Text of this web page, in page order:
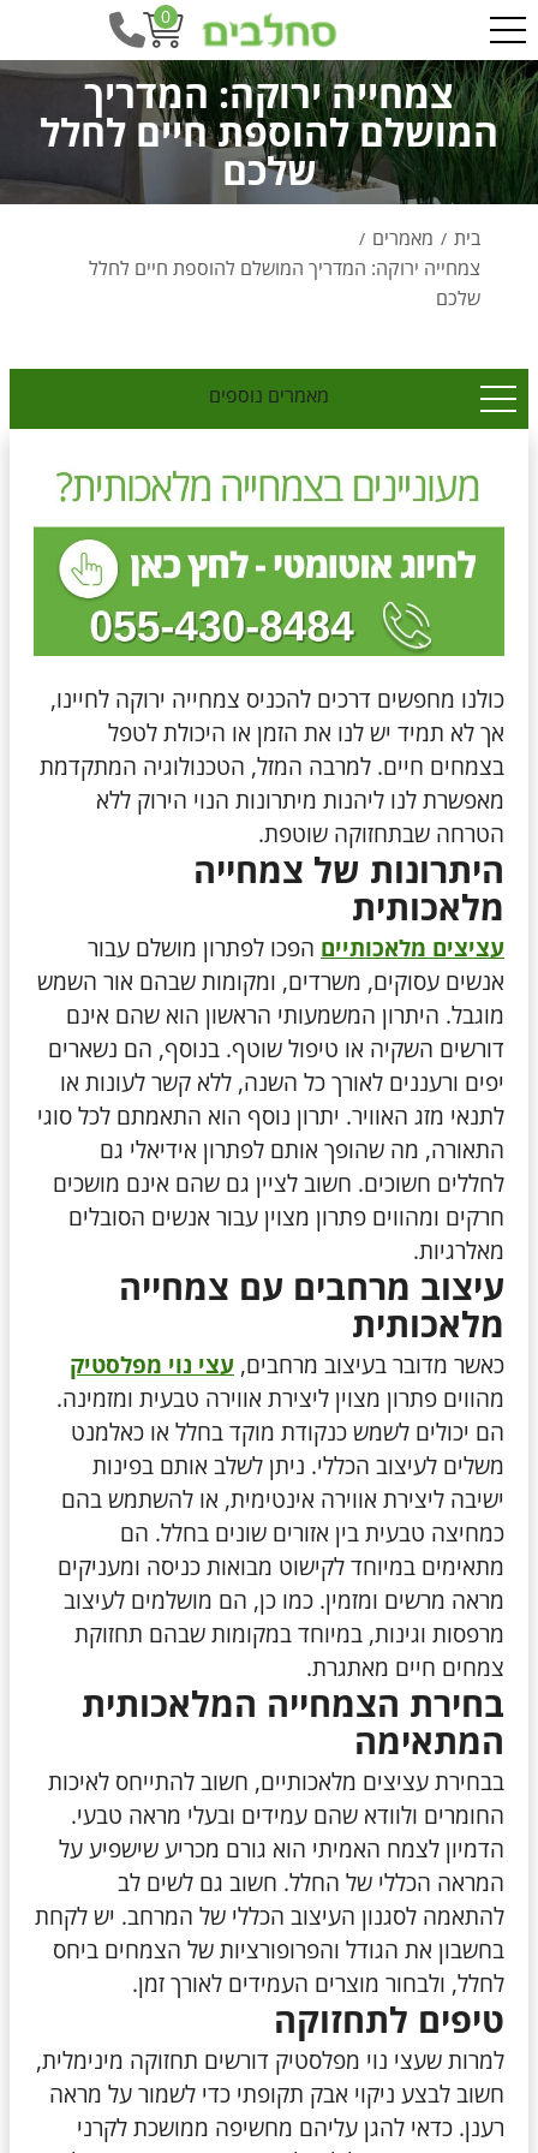
0
צמחייה ירוקה: המדריך
המושלם להוספת חיים לחלל
שלכם
בית / מאמרים /
צמחייה ירוקה: המדריך המושלם להוספת חיים לחלל
שלכם
מאמרים נוספים
כולנו מחפשים דרכים להכניס צמחייה ירוקה לחיינו,
אך לא תמיד יש לנו את הזמן או היכולת לטפל
בצמחים חיים. למרבה המזל, הטכנולוגיה המתקדמת
מאפשרת לנו ליהנות מיתרונות הנוי הירוק ללא
הטרחה שבתחזוקה שוטפת.
היתרונות של צמחייה
מלאכותית
עציצים מלאכותיים הפכו לפתרון מושלם עבור
אנשים עסוקים, משרדים, ומקומות שבהם אור השמש
מוגבל. היתרון המשמעותי הראשון הוא שהם אינם
דורשים השקיה או טיפול שוטף. בנוסף, הם נשארים
יפים ורעננים לאורך כל השנה, ללא קשר לעונות או
לתנאי מזג האוויר. יתרון נוסף הוא התאמתם לכל סוגי
התאורה, מה שהופך אותם לפתרון אידיאלי גם
לחללים חשוכים. חשוב לציין גם שהם אינם מושכים
חרקים ומהווים פתרון מצוין עבור אנשים הסובלים
מאלרגיות.
עיצוב מרחבים עם צמחייה
מלאכותית
כאשר מדובר בעיצוב מרחבים, עצי נוי מפלסטיק
מהווים פתרון מצוין ליצירת אווירה טבעית ומזמינה.
הם יכולים לשמש כנקודת מוקד בחלל או כאלמנט
משלים לעיצוב הכללי. ניתן לשלב אותם בפינות
ישיבה ליצירת אווירה אינטימית, או להשתמש בהם
כמחיצה טבעית בין אזורים שונים בחלל. הם
מתאימים במיוחד לקישוט מבואות כניסה ומעניקים
מראה מרשים ומזמין. כמו כן, הם מושלמים לעיצוב
מרפסות וגינות, במיוחד במקומות שבהם תחזוקת
צמחים חיים מאתגרת.
בחירת הצמחייה המלאכותית
המתאימה
בבחירת עציצים מלאכותיים, חשוב להתייחס לאיכות
החומרים ולוודא שהם עמידים ובעלי מראה טבעי.
הדמיון לצמח האמיתי הוא גורם מכריע שישפיע על
המראה הכללי של החלל. חשוב גם לשים לב
להתאמה לסגנון העיצוב הכללי של המרחב. יש לקחת
בחשבון את הגודל והפרופורציות של הצמחים ביחס
לחלל, ולבחור מוצרים העמידים לאורך זמן.
טיפים לתחזוקה
למרות שעצי נוי מפלסטיק דורשים תחזוקה מינימלית,
חשוב לבצע ניקוי אבק תקופתי כדי לשמור על מראה
רענן. כדאי להגן עליהם מחשיפה ממושכת לקרני